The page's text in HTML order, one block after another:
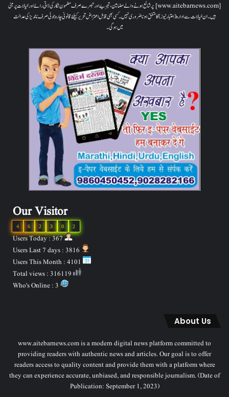
[www.aitebarnews.com] پر شائع ہونے والے مضامین، تجزیے اور تبصرے صرف مضمون نگار کی ذاتی رائے اور خیالات پر مبنی
ہیں۔ ان خیالات سے ادارہ (اعتبار نیوز) کا متفق ہونا ضروری نہیں۔ کسی بھی قابل اعتراض تحریر کیلئے قانونی چارہ جوئی صرف ناندیڑ کی عدالت
میں ہوگی۔
Our Visitor
2
0
3
2
6
4
Users Today : 367
About Us
www.aitebarnews.com is a modern digital news platform committed to
providing readers with authentic news and articles. Our goal is to offer
readers access to quality content and provide them with a platform where
they can experience accurate, unbiased, and responsible journalism. (Date of
Publication: September 1, 2023)